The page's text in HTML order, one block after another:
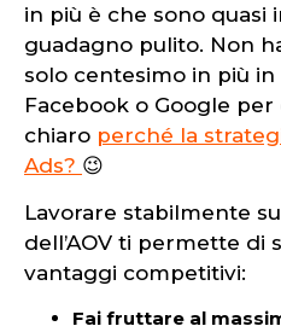
in più è che sono quasi
guadagno pulito. Non
solo centesimo in più
Facebook o Google
chiaro perché la
Ads? 😉
Lavorare stabilmente
dell’AOV ti permette di
vantaggi competitivi:
Fai fruttare al